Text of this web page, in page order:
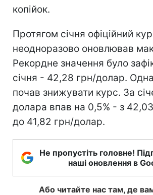
копійок.
Протягом січня офіційний
неодноразово оновлював
Рекордне значення було
січня - 42,28 грн/долар.
почав знижувати курс. За
долара впав на 0,5% - з
до 41,82 грн/долар.
Не пропустіть головне!
наші оновлення в
Або читайте нас там, де